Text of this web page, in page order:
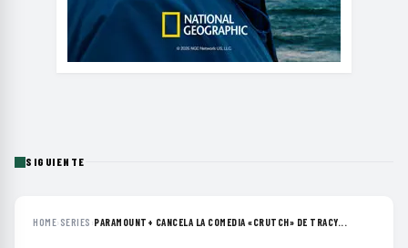
SIGUIENTE
HOME› SERIES ›PARAMOUNT+ CANCELA LA COMEDIA «CRUTCH» DE TRACY...